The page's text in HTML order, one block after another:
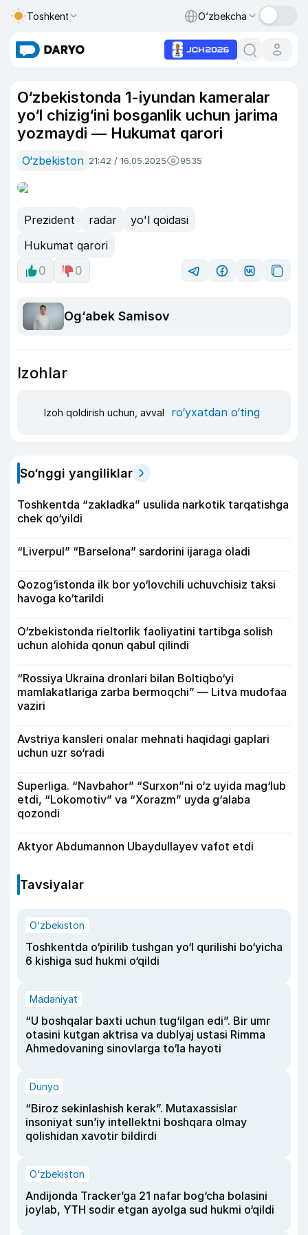
Toshkent O‘zbekcha
O‘zbekistonda 1-iyundan kameralar
yo‘l chizig‘ini bosganlik uchun jarima
yozmaydi — Hukumat qarori
O‘zbekiston 21:42 / 16.05.2025 9535
Prezident radar
yo'l qoidasi
Hukumat qarori
0
0
Og‘abek Samisov
Izohlar
Izoh qoldirish uchun, avval ro‘yxatdan o‘ting
So‘nggi yangiliklar
Toshkentda “zakladka” usulida narkotik tarqatishga
chek qo‘yildi
“Liverpul” “Barselona” sardorini ijaraga oladi
Qozog‘istonda ilk bor yo‘lovchili uchuvchisiz taksi
havoga ko‘tarildi
O‘zbekistonda rieltorlik faoliyatini tartibga solish
uchun alohida qonun qabul qilindi
“Rossiya Ukraina dronlari bilan Boltiqbo‘yi
mamlakatlariga zarba bermoqchi” — Litva mudofaa
vaziri
Avstriya kansleri onalar mehnati haqidagi gaplari
uchun uzr so‘radi
Superliga. “Navbahor” “Surxon”ni o‘z uyida mag‘lub
etdi, “Lokomotiv” va “Xorazm” uyda g‘alaba
qozondi
Aktyor Abdu­mannon Ubaydullayev vafot etdi
Tavsiyalar
O‘zbekiston
Toshkentda o‘pirilib tushgan yo‘l qurilishi bo‘yicha
6 kishiga sud hukmi o‘qildi
Madaniyat
“U boshqalar baxti uchun tug‘ilgan edi”. Bir umr
otasini kutgan aktrisa va dublyaj ustasi Rimma
Ahmedovaning sinovlarga to‘la hayoti
Dunyo
“Biroz sekinlashish kerak”. Mutaxassislar
insoniyat sun’iy intellektni boshqara olmay
qolishidan xavotir bildirdi
O‘zbekiston
Andijonda Tracker’ga 21 nafar bog‘cha bolasini
joylab, YTH sodir etgan ayolga sud hukmi o‘qildi